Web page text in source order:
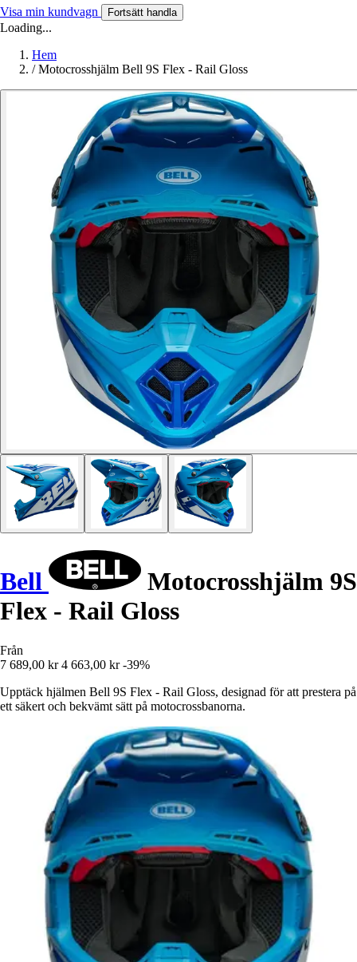
Visa min kundvagn Fortsätt handla
Loading...
Hem
/ Motocrosshjälm Bell 9S Flex - Rail Gloss
Bell
Motocrosshjälm 9S
Flex - Rail Gloss
Från
7 689,00 kr 4 663,00 kr -39%
Upptäck hjälmen Bell 9S Flex - Rail Gloss, designad för att prestera på
ett säkert och bekvämt sätt på motocrossbanorna.